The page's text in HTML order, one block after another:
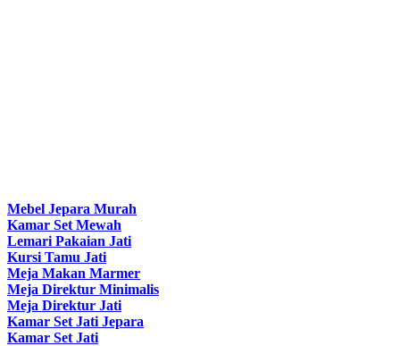
Mebel Jepara Murah
Kamar Set Mewah
Lemari Pakaian Jati
Kursi Tamu Jati
Meja Makan Marmer
Meja Direktur Minimalis
Meja Direktur Jati
Kamar Set Jati Jepara
Kamar Set Jati